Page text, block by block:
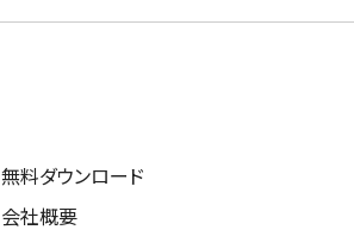
無料ダウンロード
会社概要